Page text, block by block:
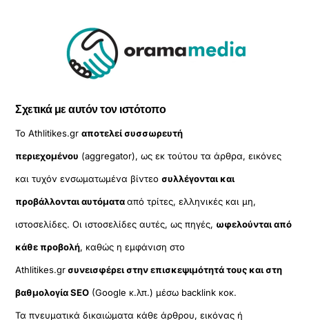
Σχετικά με αυτόν τον ιστότοπο
Το Athlitikes.grαποτελεί συσσωρευτή
περιεχομένου (aggregator), ως εκ τούτου τα άρθρα, εικόνες
και τυχόν ενσωματωμένα βίντεοσυλλέγονται και
προβάλλονται αυτόματααπό τρίτες, ελληνικές και μη,
ιστοσελίδες. Οι ιστοσελίδες αυτές, ως πηγές, ωφελούνται από
κάθε προβολή, καθώς η εμφάνιση στο
Athlitikes.grσυνεισφέρει στην επισκεψιμότητά τους και στη
βαθμολογία SEO (Google κ.λπ.) μέσω backlink κοκ.
Τα πνευματικά δικαιώματα κάθε άρθρου, εικόνας ή